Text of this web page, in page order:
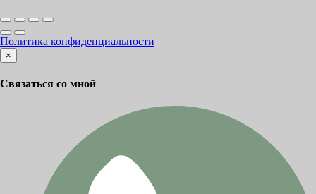
Политика конфиденциальности
×
Связаться со мной